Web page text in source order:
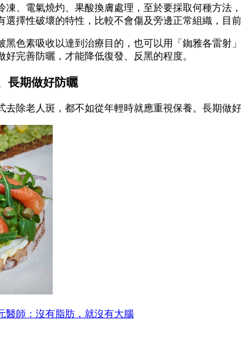
、電氣燒灼、果酸換膚處理，至於要採取何種方
擇性破壞的特性，比較不會傷及旁邊正常組織，目
色素吸收以達到治療目的，也可以用「銣雅各雷
完善防曬，才能降低復發、反黑的程度。
長期做好防曬
除老人斑，都不如從年輕時就應重視保養。長期做
醫師：沒有脂肪，就沒有大腦